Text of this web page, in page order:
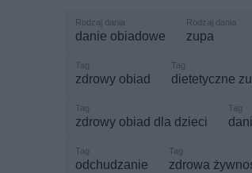
danie obiadowe zupa
zdrowy obiad dietetyczne
zdrowy obiad dla dzieci
odchudzanie zdrowa